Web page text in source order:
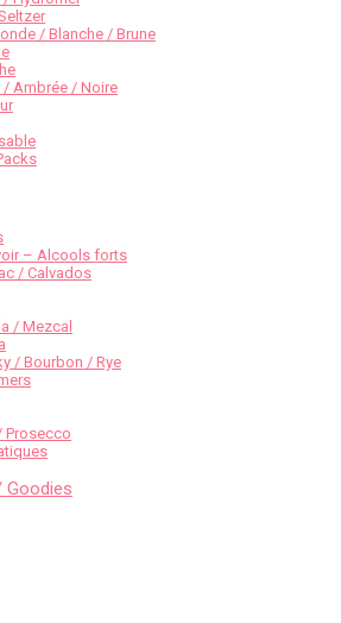
/ Blanche / Brune
/ Ambrée / Noire
– Alcools forts
/ Calvados
/ Mezcal
/ Bourbon / Rye
Prosecco
Goodies